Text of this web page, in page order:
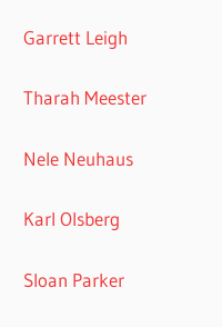
Garrett Leigh
Tharah Meester
Nele Neuhaus
Karl Olsberg
Sloan Parker